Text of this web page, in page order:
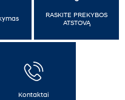
RASKITE PREKYBOS
ATSTOVĄ
Kontaktai